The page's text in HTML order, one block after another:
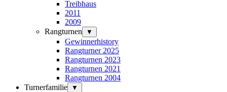
Treibhaus
2011
2009
Rangturnen
▼
Gewinnerhistory
Rangturner 2025
Rangturnen 2023
Rangturnen 2021
Rangturnen 2004
Turnerfamilie
▼